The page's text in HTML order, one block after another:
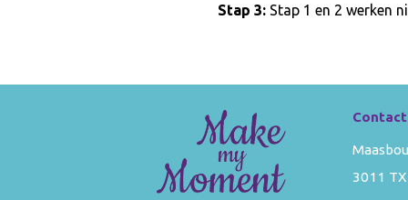
Stap 3:Stap 1 en 2 werken
Contact
3011